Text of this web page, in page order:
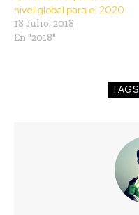
nivel global para el 2020
18 Julio, 2018
En "2018"
TAGS